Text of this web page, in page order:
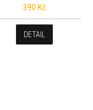
390 Kč
DETAIL